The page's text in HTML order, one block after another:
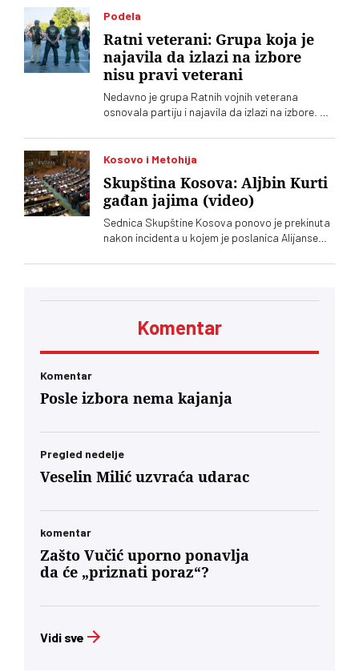
poslova. Požarom je zahvaćeno oko hiljadu i po
Podela
Ratni veterani: Grupa koja je
najavila da izlazi na izbore
nisu pravi veterani
Nedavno je grupa Ratnih vojnih veterana
osnovala partiju i najavila da izlazi na izbore. Oni
se od njih
Kosovo i Metohija
Skupština Kosova: Aljbin Kurti
gađan jajima (video)
Sednica Skupštine Kosova ponovo je prekinuta
nakon incidenta u kojem je poslanica Alijanse
premijera Aljbina Kurtija
Komentar
Komentar
Posle izbora nema kajanja
Pregled nedelje
Veselin Milić uzvraća udarac
komentar
Zašto Vučić uporno ponavlja
da će „priznati poraz“?
Vidi sve